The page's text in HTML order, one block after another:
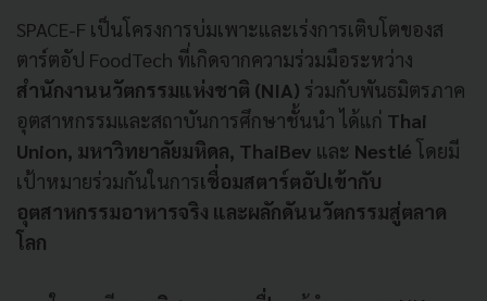
SPACE-F เป็นโครงการบ่มเพาะและเร่งการเติบโตของส
ตาร์ตอัป FoodTech ที่เกิดจากความร่วมมือระหว่าง
สำนักงานนวัตกรรมแห่งชาติ (NIA) ร่วมกับพันธมิตรภาค
อุตสาหกรรมและสถาบันการศึกษาชั้นนำ ได้แก่ Thai
Union, มหาวิทยาลัยมหิดล, ThaiBev และ Nestlé โดยมี
เป้าหมายร่วมกันในการเชื่อมสตาร์ตอัปเข้ากับ
อุตสาหกรรมอาหารจริง และผลักดันนวัตกรรมสู่ตลาด
โลก